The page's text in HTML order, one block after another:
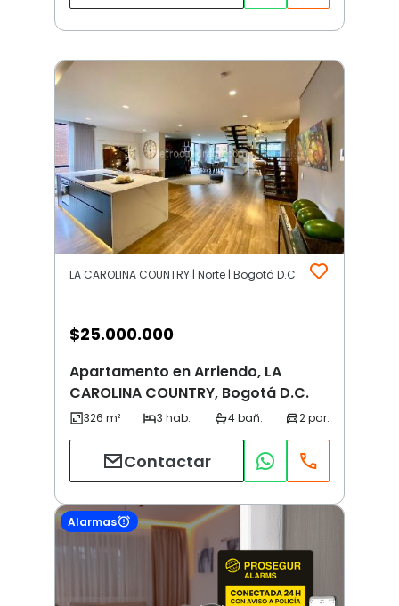
LA CAROLINA COUNTRY | Norte | Bogotá D.C.
$25.000.000
Apartamento en Arriendo, LA
CAROLINA COUNTRY, Bogotá D.C.
Contactar
Alarmas